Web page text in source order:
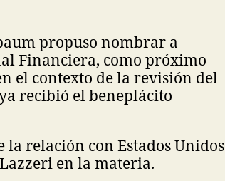
propuso nombrar a
Financiera, como próximo
el contexto de la revisión del
recibió el beneplácito
relación con Estados Unidos
en la materia.